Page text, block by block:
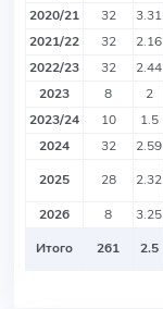
2020/21
32 3.31
2021/22
32 2.16
2022/23
32 2.44
2023
8 2
2023/24
10 1.5
2024
32 2.59
2025
28 2.32
2026
8 3.25
Итого
261 2.5